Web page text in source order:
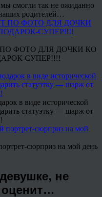
смогли так не ожиданно
родителей…
ФОТО ДЛЯ ДОЧКИ КО
СУПЕР!!!!
в виде исторической
статуэтку — шарж от
сюрприз на мой день
не
оценит…